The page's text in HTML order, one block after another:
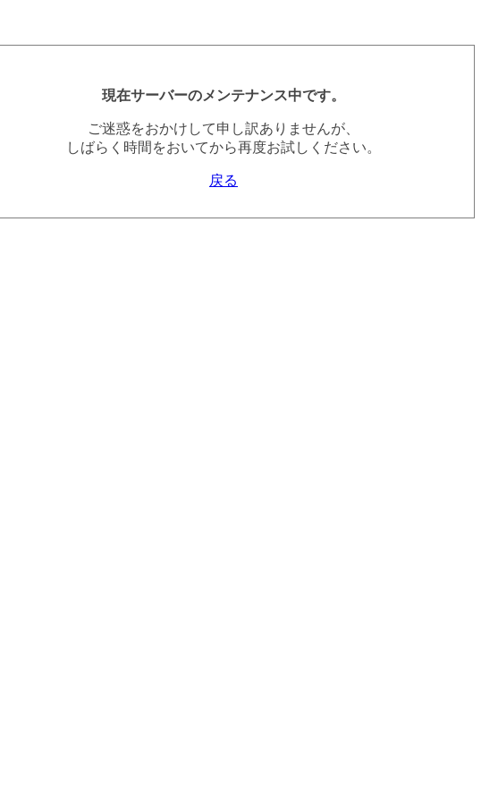
現在サーバーのメンテナンス中です。
ご迷惑をおかけして申し訳ありませんが、
しばらく時間をおいてから再度お試しください。
戻る